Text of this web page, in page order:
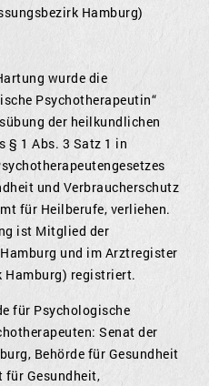
Hamburg)
wurde die
Psychotherapeutin“
der heilkundlichen
§ 1 Abs. 3 Satz 1 in
und Verbraucherschutz
für Heilberufe, verliehen.
ist Mitglied der
und im Arztregister
Hamburg) registriert.
für Psychologische
Senat der
Behörde für Gesundheit
für Gesundheit,